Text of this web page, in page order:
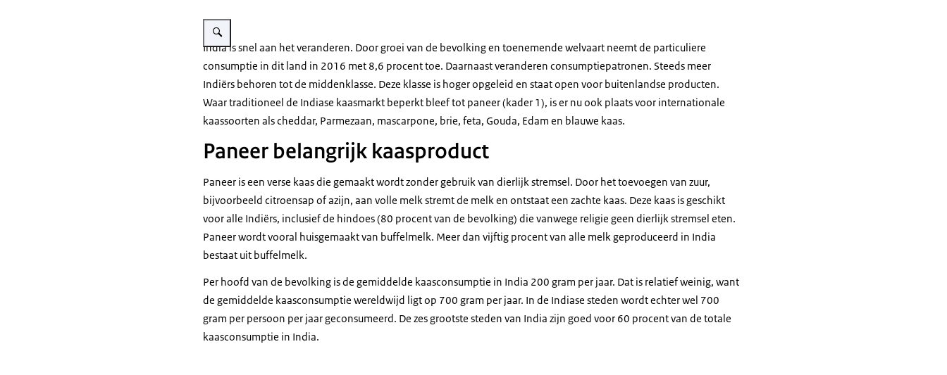
Vergroot afbeelding Kaas
India is snel aan het veranderen. Door groei van de bevolking en toenemende welvaart neemt de particuliere
consumptie in dit land in 2016 met 8,6 procent toe. Daarnaast veranderen consumptiepatronen. Steeds meer
Indiërs behoren tot de middenklasse. Deze klasse is hoger opgeleid en staat open voor buitenlandse producten.
Waar traditioneel de Indiase kaasmarkt beperkt bleef tot paneer (kader 1), is er nu ook plaats voor internationale
kaassoorten als cheddar, Parmezaan, mascarpone, brie, feta, Gouda, Edam en blauwe kaas.
Paneer belangrijk kaasproduct
Paneer is een verse kaas die gemaakt wordt zonder gebruik van dierlijk stremsel. Door het toevoegen van zuur,
bijvoorbeeld citroensap of azijn, aan volle melk stremt de melk en ontstaat een zachte kaas. Deze kaas is geschikt
voor alle Indiërs, inclusief de hindoes (80 procent van de bevolking) die vanwege religie geen dierlijk stremsel eten.
Paneer wordt vooral huisgemaakt van buffelmelk. Meer dan vijftig procent van alle melk geproduceerd in India
bestaat uit buffelmelk.
Per hoofd van de bevolking is de gemiddelde kaasconsumptie in India 200 gram per jaar. Dat is relatief weinig, want
de gemiddelde kaasconsumptie wereldwijd ligt op 700 gram per jaar. In de Indiase steden wordt echter wel 700
gram per persoon per jaar geconsumeerd. De zes grootste steden van India zijn goed voor 60 procent van de totale
kaasconsumptie in India.